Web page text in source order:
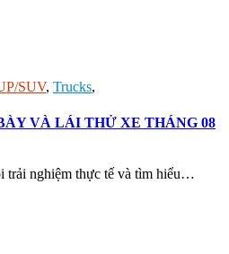
SUV, Trucks,
VÀ LÁI THỬ XE THÁNG 08
trải nghiệm thực tế và tìm hiểu…